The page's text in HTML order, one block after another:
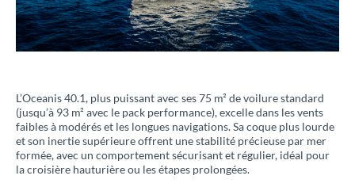
L’Oceanis 40.1, plus puissant avec ses 75 m² de voilure standard
(jusqu’à 93 m² avec le pack performance), excelle dans les vents
faibles à modérés et les longues navigations. Sa coque plus lourde
et son inertie supérieure offrent une stabilité précieuse par mer
formée, avec un comportement sécurisant et régulier, idéal pour
la croisière hauturière ou les étapes prolongées.